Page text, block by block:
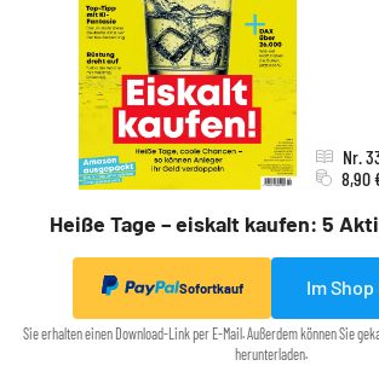
Heiße Tage – eiskalt kaufen: 5
Nr.
8,90
Sofortkauf Im
Sie erhalten einen Download-Link per E-Mail. Außerdem können Sie
herunterladen.